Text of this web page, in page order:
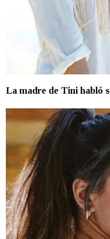
La madre de Tini habló